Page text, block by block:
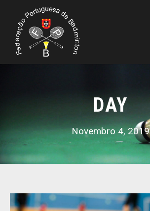
DAY
Novembro 4, 2019